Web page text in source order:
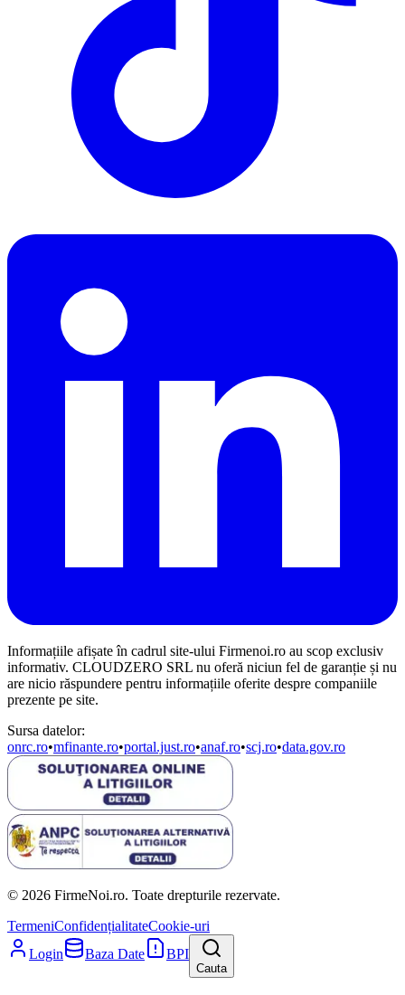
Informațiile afișate în cadrul site-ului Firmenoi.ro au scop exclusiv
informativ. CLOUDZERO SRL nu oferă niciun fel de garanție și nu
are nicio răspundere pentru informațiile oferite despre companiile
prezente pe site.
Sursa datelor:
onrc.ro•mfinante.ro•portal.just.ro•anaf.ro•scj.ro•data.gov.ro
© 2026 FirmeNoi.ro. Toate drepturile rezervate.
TermeniConfidențialitateCookie-uri
Login
Baza Date BPI
Cauta